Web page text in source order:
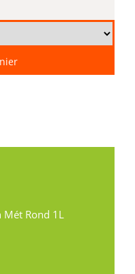
Mét Rond 1L